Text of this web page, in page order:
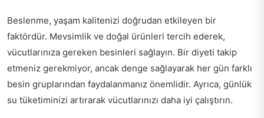
Beslenme, yaşam kalitenizi doğrudan etkileyen bir
faktördür. Mevsimlik ve doğal ürünleri tercih ederek,
vücutlarınıza gereken besinleri sağlayın. Bir diyeti takip
etmeniz gerekmiyor, ancak denge sağlayarak her gün farklı
besin gruplarından faydalanmanız önemlidir. Ayrıca, günlük
su tüketiminizi artırarak vücutlarınızı daha iyi çalıştırın.